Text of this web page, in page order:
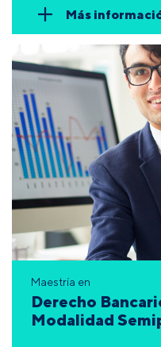
Más
Maestría en
Derecho
Modalidad